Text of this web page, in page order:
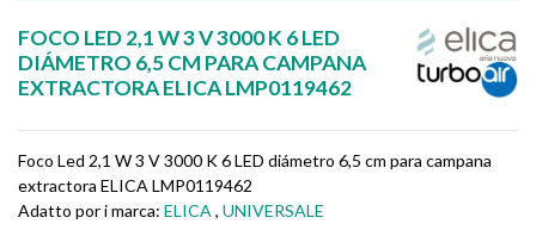
FOCO LED 2,1 W 3 V 3000 K 6 LED
DIÁMETRO 6,5 CM PARA CAMPANA
EXTRACTORA ELICA LMP0119462
Foco Led 2,1 W 3 V 3000 K 6 LED diámetro 6,5 cm para campana
extractora ELICA LMP0119462
Adatto por i marca: ELICA , UNIVERSALE